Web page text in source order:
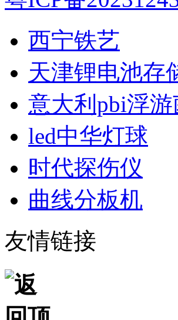
西宁铁艺
天津锂电池存
意大利pbi浮
led中华灯球
时代探伤仪
曲线分板机
友情链接